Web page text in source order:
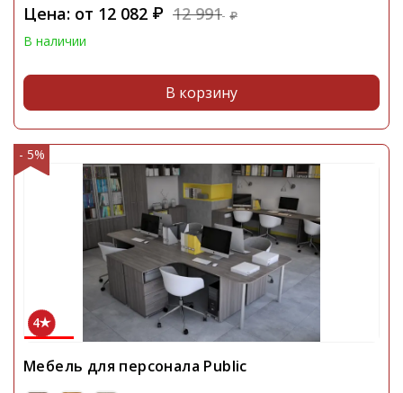
Цена: от 12 082 ₽ 12 991 ₽
В наличии
В корзину
- 5%
4
Мебель для персонала Public